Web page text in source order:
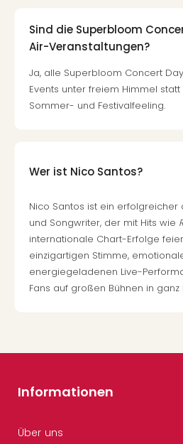
Sind die Superbloom
Air-Veranstaltungen?
Ja, alle Superbloom Concert
Events unter freiem Himmel
Sommer- und Festivalfeeling.
Wer ist Nico Santos?
Nico Santos ist ein
und Songwriter, der mit Hits wie
internationale Chart-Erfolge
einzigartigen Stimme,
energiegeladenen Live-
Fans auf großen Bühnen in ganz
Informationen
Über uns